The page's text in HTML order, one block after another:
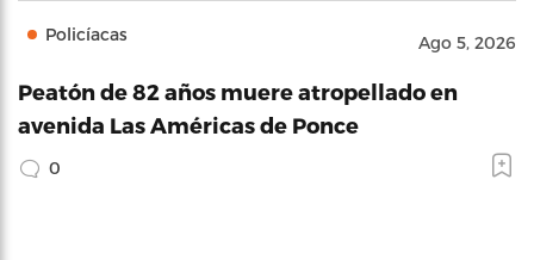
Policíacas Ago 5, 2026
Peatón de 82 años muere atropellado en
avenida Las Américas de Ponce
0